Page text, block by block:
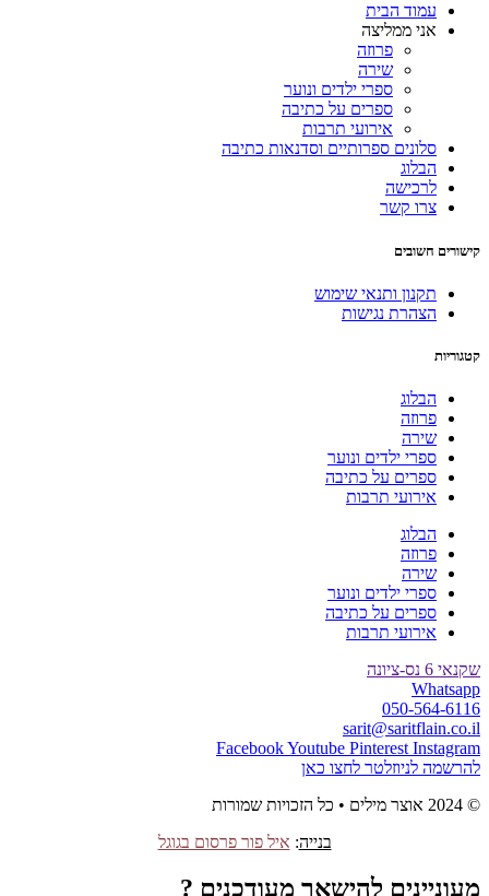
עמוד הבית
אני ממליצה
פרוזה
שירה
ספרי ילדים ונוער
ספרים על כתיבה
אירועי תרבות
סלונים ספרותיים וסדנאות כתיבה
הבלוג
לרכישה
צרו קשר
קישורים חשובים
תקנון ותנאי שימוש
הצהרת נגישות
קטגוריות
הבלוג
פרוזה
שירה
ספרי ילדים ונוער
ספרים על כתיבה
אירועי תרבות
הבלוג
פרוזה
שירה
ספרי ילדים ונוער
ספרים על כתיבה
אירועי תרבות
שקנאי 6 נס-ציונה
Whatsapp
050-564-6116
sarit@saritflain.co.il
FacebookYoutube Pinterest Instagram
להרשמה לניוזלטר לחצו כאן
© 2024 אוצר מילים • כל הזכויות שמורות
בנייה: איל פור פרסום בגוגל
מעוניינים להישאר מעודכנים ?